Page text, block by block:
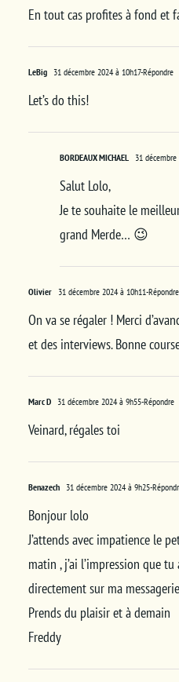
En tout cas profites à fond et
LeBig 31 décembre 2024 à 10h17-Répondre
Let’s do this!
BORDEAUX MICHAEL 31
Salut Lolo,
Je te souhaite le
grand Merde… 😉
Olivier 31 décembre 2024 à 10h11-Répondre
On va se régaler ! Merci
et des interviews. Bonne
Marc D 31 décembre 2024 à 9h55-Répondre
Veinard, régales toi
Benazech 31 décembre 2024 à 9h25-
Bonjour lolo
J’attends avec impatience le
matin , j’ai l’impression que
directement sur ma
Prends du plaisir et à demain
Freddy